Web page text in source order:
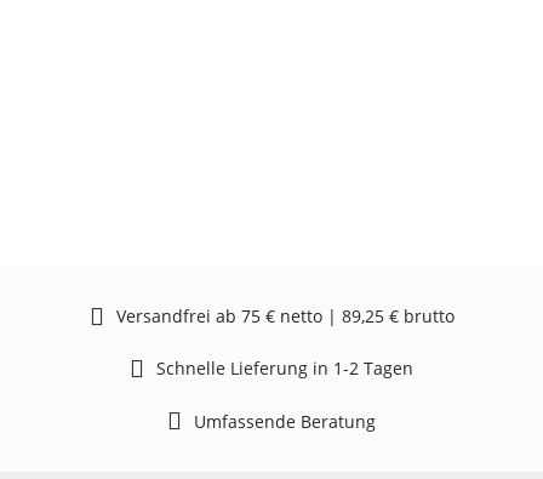
Versandfrei ab 75 € netto | 89,25 € brutto
Schnelle Lieferung in 1-2 Tagen
Umfassende Beratung